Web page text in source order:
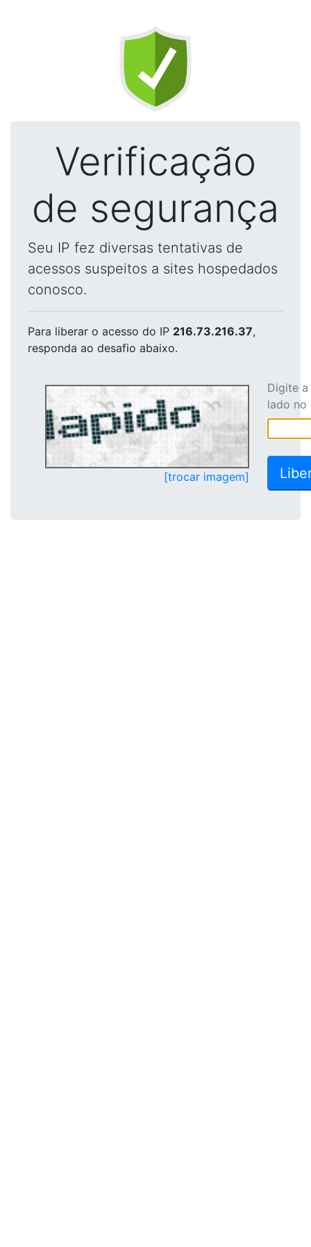
Verificação
de segurança
Seu IP fez diversas tentativas de
acessos suspeitos a sites hospedados
conosco.
Para liberar o acesso do IP 216.73.216.37,
responda ao desafio abaixo.
[trocar imagem]
Digite
lado no